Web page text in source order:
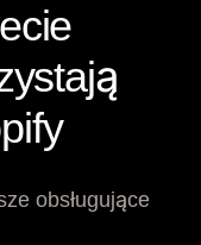
obsługujące